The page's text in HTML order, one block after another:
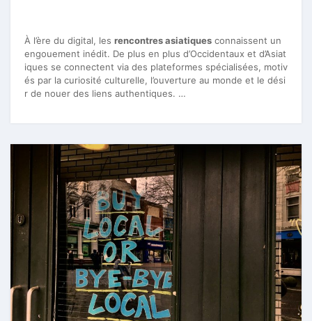
À l’ère du digital, les rencontres asiatiques connaissent un
engouement inédit. De plus en plus d’Occidentaux et d’Asiat
iques se connectent via des plateformes spécialisées, motiv
és par la curiosité culturelle, l’ouverture au monde et le dési
r de nouer des liens authentiques. …